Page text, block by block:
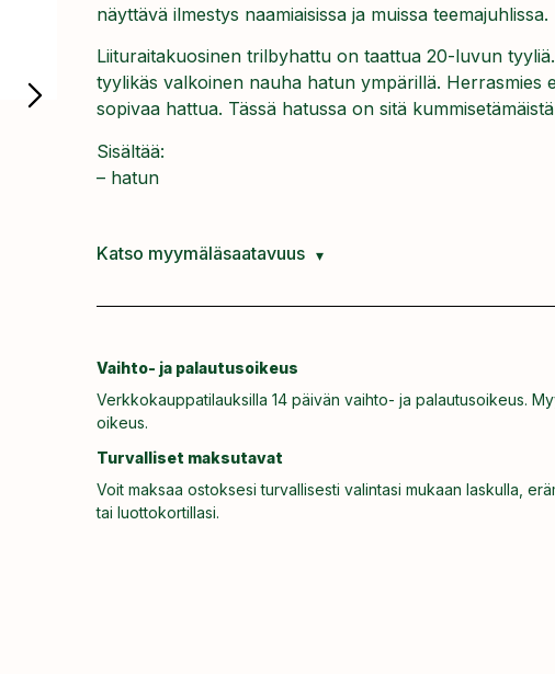
näyttävä ilmestys naamiaisissa ja muissa teemajuhlissa.
Liituraitakuosinen trilbyhattu on taattua 20-luvun
tyylikäs valkoinen nauha hatun ympärillä. Herrasmies
sopivaa hattua. Tässä hatussa on sitä
Sisältää:
– hatun
Katso myymäläsaatavuus
Vaihto- ja palautusoikeus
Verkkokauppatilauksilla 14 päivän vaihto- ja palautusoikeus.
oikeus.
Turvalliset maksutavat
Voit maksaa ostoksesi turvallisesti valintasi mukaan laskulla,
tai luottokortillasi.